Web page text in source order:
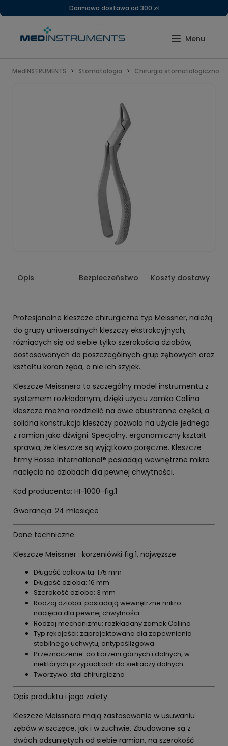
Darmowa dostawa od 300 zł
MedINSTRUMENTS Stomatologia Chirurgia stomatologiczna
Opis Bezpieczeństwo Koszty dostawy
Profesjonalne kleszcze chirurgiczne typ Meissner, należą
do grupy uniwersalnych kleszczy ekstrakcyjnych,
różniących się od siebie tylko szerokością dziobów,
dostosowanych do poszczególnych grup zębowych oraz
kształtu koron zęba, a nie ich szyjek.
Kleszcze Meissnera to szczególny model instrumentu z
systemem rozkładanym, dzięki użyciu zamka Collina
kleszcze można rozdzielić na dwie obustronne części, a
solidna konstrukcja kleszczy pozwala na użycie jednego
z ramion jako dźwigni. Specjalny, ergonomiczny kształt
sprawia, że kleszcze są wyjątkowo poręczne. Kleszcze
firmy Hossa International® posiadają wewnętrzne mikro
nacięcia na dziobach dla pewnej chwytności.
Kod producenta: HI-1000-fig.1
Gwarancja: 24 miesiące
Dane techniczne:
Kleszcze Meissner : korzeniówki fig.1, najwęższe
Długość całkowita: 175 mm
Długość dzioba: 16 mm
Szerokość dzioba: 3 mm
Rodzaj dzioba: posiadają wewnętrzne mikro
nacięcia dla pewnej chwytności
Rodzaj mechanizmu: rozkładany zamek Collina
Typ rękojeści: zaprojektowana dla zapewnienia
stabilnego uchwytu, antypoślizgowa
Przeznaczenie: do korzeni górnych i dolnych, w
niektórych przypadkach do siekaczy dolnych
Tworzywo: stal chirurgiczna
Opis produktu i jego zalety:
Kleszcze Meissnera mają zastosowanie w usuwaniu
zębów w szczęce, jak i w żuchwie. Zbudowane są z
dwóch odsuniętych od siebie ramion, na szerokość